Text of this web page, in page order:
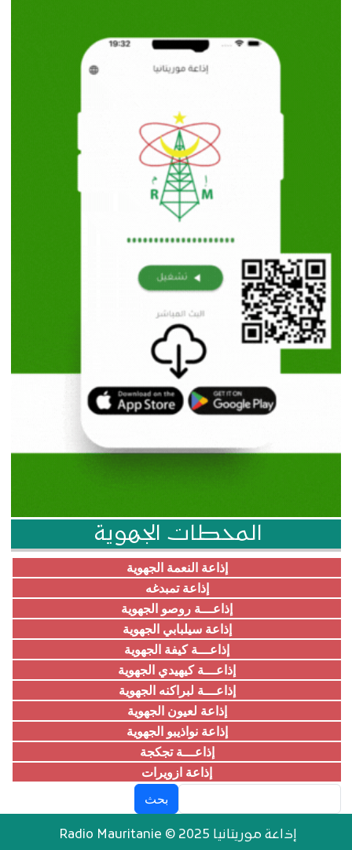
المحطات الجهوية
إذاعة النعمة الجهوية
إذاعة تمبدغه
إذاعـــة روصو الجهوية
إذاعة سيلبابي الجهوية
إذاعـــة كيفة الجهوية
إذاعـــة كيهيدي الجهوية
إذاعـــة لبراكنه الجهوية
إذاعة لعيون الجهوية
إذاعة نواذيبو الجهوية
إذاعـــة تجكجة
إذاعة ازويرات
إذاعة موريتانيا Radio Mauritanie © 2025